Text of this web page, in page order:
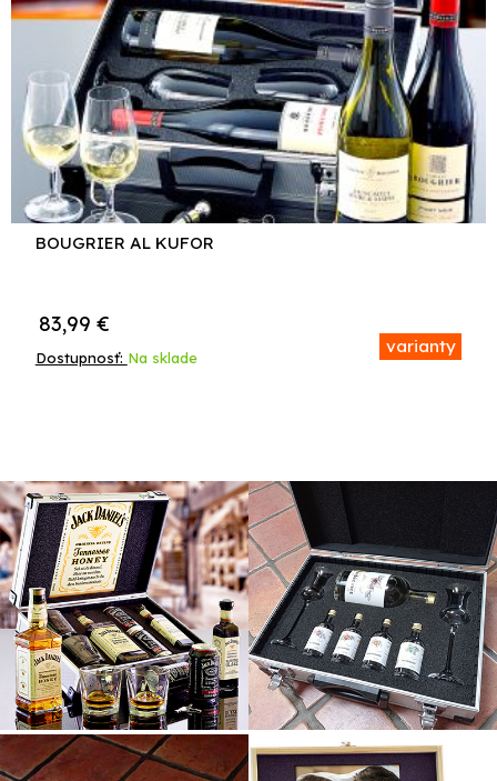
BOUGRIER AL KUFOR
Dostupnosť: Na sklade
varianty
83,99 €